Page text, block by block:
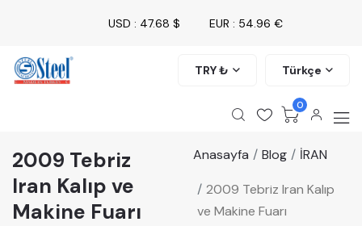
USD : 47.68 $ EUR : 54.96 €
TRY ₺ Türkçe
0
2009 Tebriz
Iran Kalıp ve
Makine Fuarı
Anasayfa Blog İRAN
2009 Tebriz Iran Kalıp
ve Makine Fuarı